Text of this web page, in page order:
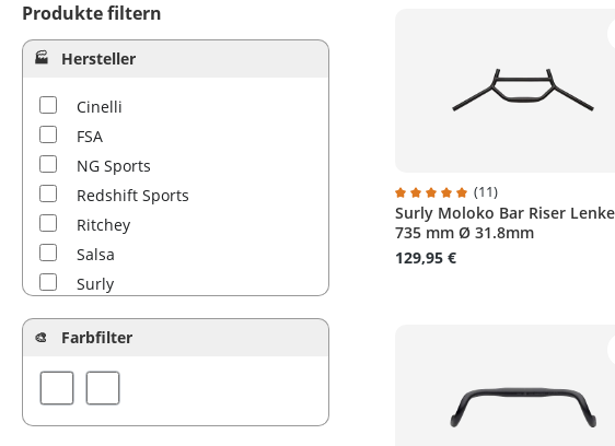
Produkte filtern
Hersteller
Cinelli
FSA
NG Sports
Redshift Sports
Ritchey
Salsa
Surly
Velo Orange
Farbfilter
Durchschnittliche Bewertung
(11)
Surly Moloko Bar Riser
735 mm Ø 31.8mm
129,95 €